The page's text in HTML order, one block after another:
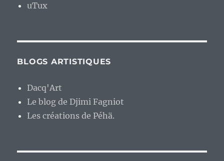
uTux
BLOGS ARTISTIQUES
Dacq'Art
Le blog de Djimi Fagniot
Les créations de Péhä.